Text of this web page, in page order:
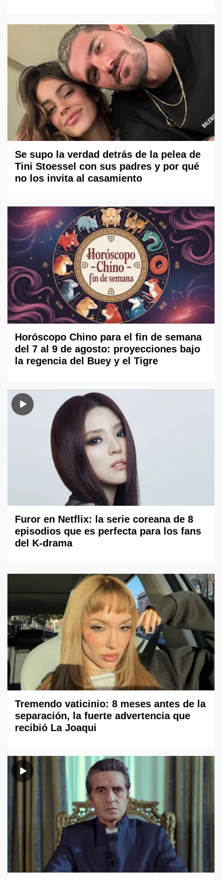
Se supo la verdad detrás de la pelea de
Tini Stoessel con sus padres y por qué
no los invita al casamiento
Horóscopo Chino para el fin de semana
del 7 al 9 de agosto: proyecciones bajo
la regencia del Buey y el Tigre
Furor en Netflix: la serie coreana de 8
episodios que es perfecta para los fans
del K-drama
Tremendo vaticinio: 8 meses antes de la
separación, la fuerte advertencia que
recibió La Joaqui